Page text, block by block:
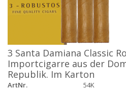
3 Santa Damiana Classic
Importcigarre aus der
Republik. Im Karton
ArtNr.
54K